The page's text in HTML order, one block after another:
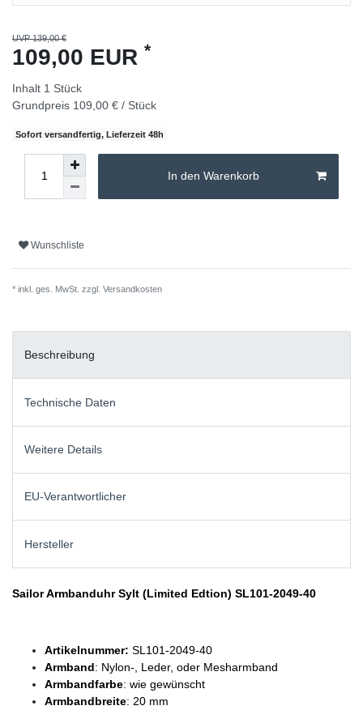
UVP 139,00 €
109,00 EUR *
Inhalt 1 Stück
Grundpreis 109,00 € / Stück
Sofort versandfertig, Lieferzeit 48h
In den Warenkorb
Wunschliste
* inkl. ges. MwSt. zzgl. Versandkosten
Beschreibung
Technische Daten
Weitere Details
EU-Verantwortlicher
Hersteller
Sailor Armbanduhr Sylt (Limited Edtion) SL101-2049-40
Artikelnummer: SL101-2049-40
Armband: Nylon-, Leder, oder Mesharmband
Armbandfarbe: wie gewünscht
Armbandbreite: 20 mm